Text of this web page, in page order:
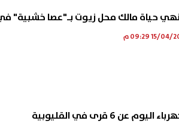
حياة مالك محل زيوت بـ"عصا خشبية" في
عن 6 قرى في القليوبية